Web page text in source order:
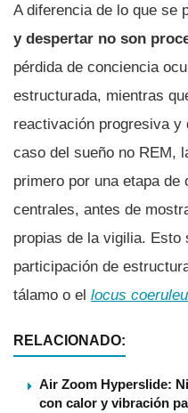
A diferencia de lo que se
y despertar no son
pérdida de conciencia
estructurada, mientras
reactivación progresiva y
caso del sueño no REM,
primero por una etapa de
centrales, antes de
propias de la vigilia. Esto
participación de
tálamo o el locus
RELACIONADO:
Air Zoom Hyperslide:
con calor y vibración